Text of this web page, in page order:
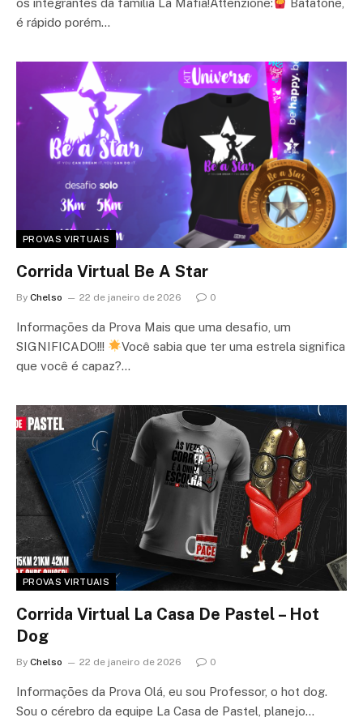
os integrantes da família La Mafia!Attenzione:
Batatone,
é rápido porém…
PROVAS VIRTUAIS
Corrida Virtual Be A Star
By Chelso 22 de janeiro de 2026 0
Informações da Prova Mais que uma desafio, um
SIGNIFICADO!!!
Você sabia que ter uma estrela significa
que você é capaz?…
PROVAS VIRTUAIS
Corrida Virtual La Casa De Pastel – Hot
Dog
By Chelso 22 de janeiro de 2026 0
Informações da Prova Olá, eu sou Professor, o hot dog.
Sou o cérebro da equipe La Casa de Pastel, planejo…